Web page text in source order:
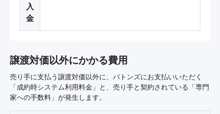
入
金
譲渡対価以外にかかる費用
売り手に支払う譲渡対価以外に、バトンズにお支払いいただく
「成約時システム利用料金」と、売り手と契約されている「専門
家への手数料」が発生します。